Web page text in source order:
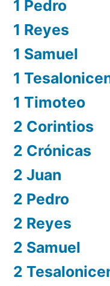
1 Pedro
1 Reyes
1 Samuel
1
1 Timoteo
2 Corintios
2 Crónicas
2 Juan
2 Pedro
2 Reyes
2 Samuel
2